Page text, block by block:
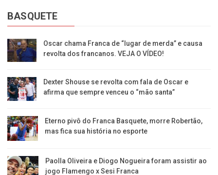
BASQUETE
Oscar chama Franca de “lugar de merda” e causa
revolta dos francanos. VEJA O VÍDEO!
Dexter Shouse se revolta com fala de Oscar e
afirma que sempre venceu o “mão santa”
Eterno pivô do Franca Basquete, morre Robertão,
mas fica sua história no esporte
Paolla Oliveira e Diogo Nogueira foram assistir ao
jogo Flamengo x Sesi Franca